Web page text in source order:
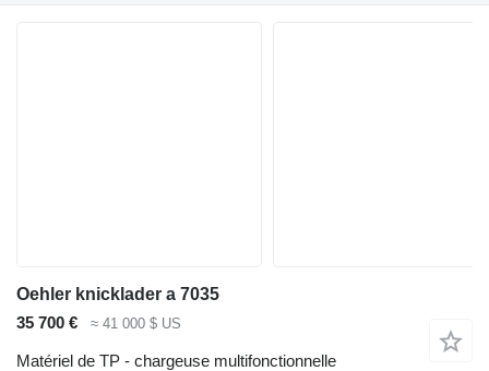
Oehler knicklader a 7035
35 700 €
≈ 41 000 $ US
Matériel de TP - chargeuse multifonctionnelle